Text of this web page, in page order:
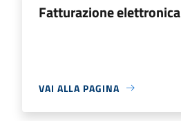
Fatturazione elettronica
VAI ALLA PAGINA